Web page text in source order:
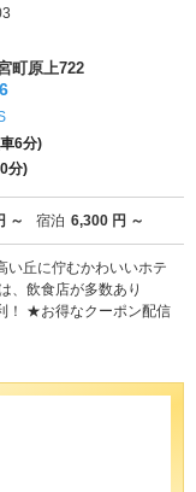
星のうち4
町原上722
6分)
分)
～ 宿泊 6,300 円 ～
い丘に佇むかわいいホテ
、飲食店が多数あり
！ ★お得なクーポン配信